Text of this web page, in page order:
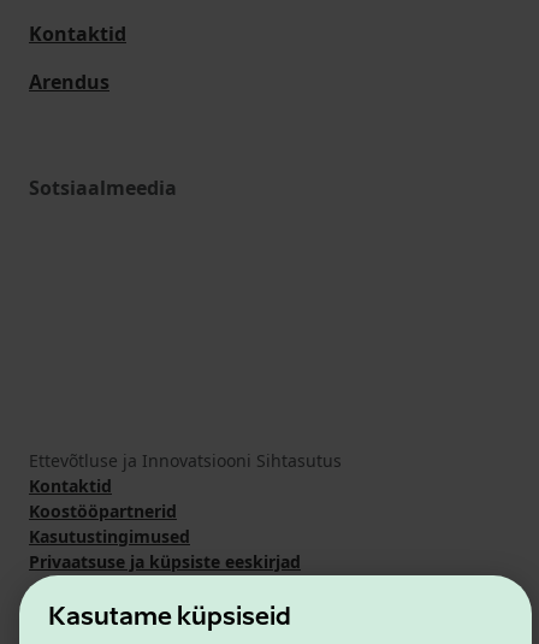
Kasutame küpsiseid
Kontaktid
Arendus
Sotsiaalmeedia
Ettevõtluse ja Innovatsiooni Sihtasutus
Kontaktid
Koostööpartnerid
Kasutustingimused
Privaatsuse ja küpsiste eeskirjad